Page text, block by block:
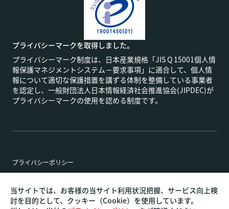
当サイトでは、お客様の当サイト利用状況把握、サービス向上検
討を目的として、クッキー（Cookie）を使用しています。
プライバシーマークを取得しました。
プライバシーマーク制度は、日本産業規格「JIS Q 15001個人情
報保護マネジメントシステム－要求事項」に適合して、個人情
報について適切な保護措置を講ずる体制を整備している事業者
を認定し、一般財団法人日本情報経済社会推進協会(JIPDEC)が
プライバシーマークの使用を認める制度です。
プライバシーポリシー